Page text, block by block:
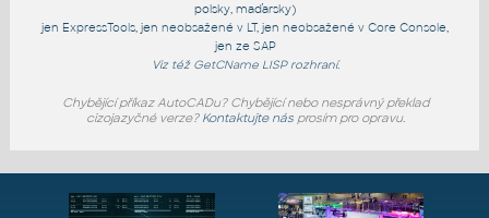
polsky, maďarsky)
jen ExpressTools , jen neobsažené v LT, jen neobsažené v Core Console
jen ze SAP
Viz též GetCNameLISP rozhraní.
Chybějící příkaz AutoCADu? Chybějící nebo nesprávný překlad
cizojazyčné verze? Kontaktujte násprosím pro opravu.